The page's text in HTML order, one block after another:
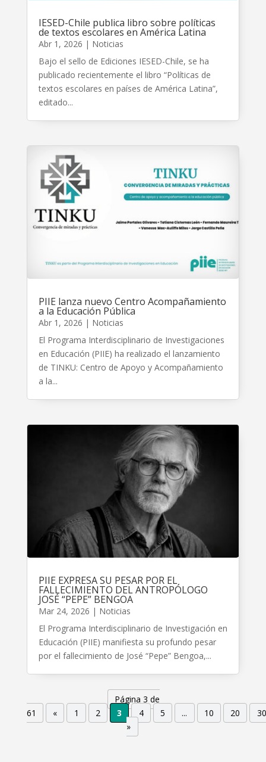
IESED-Chile publica libro sobre políticas
de textos escolares en América Latina
Abr 1, 2026 | Noticias
Bajo el sello de Ediciones IESED-Chile, se ha
publicado recientemente el libro “Políticas de
textos escolares en países de América Latina”,
editado...
PIIE lanza nuevo Centro Acompañamiento
a la Educación Pública
Abr 1, 2026 | Noticias
El Programa Interdisciplinario de Investigaciones
en Educación (PIIE) ha realizado el lanzamiento
de TINKU: Centro de Apoyo y Acompañamiento
a la...
PIIE EXPRESA SU PESAR POR EL
FALLECIMIENTO DEL ANTROPÓLOGO
JOSÉ “PEPE” BENGOA
Mar 24, 2026 | Noticias
El Programa Interdisciplinario de Investigación en
Educación (PIIE) manifiesta su profundo pesar
por el fallecimiento de José “Pepe” Bengoa,...
Página 3 de
61
« 1 2 3 4 5 ... 10 20
30
»